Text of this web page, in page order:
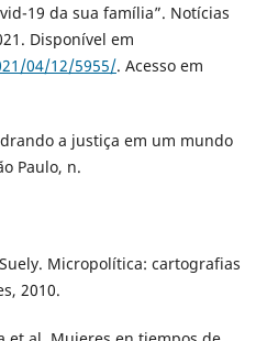
19 da sua família”. Notícias
Disponível em
04/12/5955/. Acesso em
a justiça em um mundo
Paulo, n.
Suely. Micropolítica: cartografias
2010.